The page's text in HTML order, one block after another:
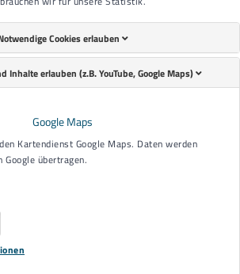
Cookies erlauben
Inhalte erlauben (z.B. YouTube, Google Maps)
Google Maps
Kartendienst Google Maps. Daten werden
übertragen.